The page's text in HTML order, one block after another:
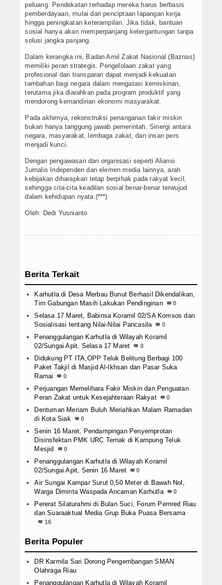
peluang. Pendekatan terhadap mereka harus berbasis
pemberdayaan, mulai dari penciptaan lapangan kerja
hingga peningkatan keterampilan. Jika tidak, bantuan
sosial hanya akan memperpanjang ketergantungan tanpa
solusi jangka panjang.
Dalam kerangka ini, Badan Amil Zakat Nasional (Baznas)
memiliki peran strategis. Pengelolaan zakat yang
profesional dan transparan dapat menjadi kekuatan
tambahan bagi negara dalam mengatasi kemiskinan,
terutama jika diarahkan pada program produktif yang
mendorong kemandirian ekonomi masyarakat.
Pada akhirnya, rekonstruksi penanganan fakir miskin
bukan hanya tanggung jawab pemerintah. Sinergi antara
negara, masyarakat, lembaga zakat, dan insan pers
menjadi kunci.
Dengan pengawasan dari organisasi seperti Aliansi
Jurnalis Independen dan elemen media lainnya, arah
kebijakan diharapkan tetap berpihak pada rakyat kecil,
sehingga cita-cita keadilan sosial benar-benar terwujud
dalam kehidupan nyata.(***)
Oleh: Dedi Yusnianto
Berita Terkait
Karhutla di Desa Merbau Bunut Berhasil Dikendalikan,
Tim Gabungan Masih Lakukan Pendinginan
0
Selasa 17 Maret, Babinsa Koramil 02/SA Komsos dan
Sosialisasi tentang Nilai-Nilai Pancasila
0
Penanggulangan Karhutla di Wilayah Koramil
02/Sungai Apit, Selasa 17 Maret
0
Didukung PT ITA,OPP Teluk Belitung Berbagi 100
Paket Takjil di Masjid Al-Ikhsan dan Pasar Suka
Ramai
0
Perjuangan Memelihara Fakir Miskin dan Penguatan
Peran Zakat untuk Kesejahteraan Rakyat
0
Dentuman Meriam Buluh Meriahkan Malam Ramadan
di Kota Siak
0
Senin 16 Maret, Pendampingan Penyemprotan
Disinsfektan PMK URC Ternak di Kampung Teluk
Mesjid
0
Penanggulangan Karhutla di Wilayah Koramil
02/Sungai Apit, Senin 16 Maret
0
Air Sungai Kampar Surut 0,50 Meter di Bawah Nol,
Warga Diminta Waspada Ancaman Karhutla
0
Pererat Silaturahmi di Bulan Suci, Forum Pemred Riau
dan Suaraaktual Media Grup Buka Puasa Bersama
16
Berita Populer
DR Karmila Sari Dorong Pengembangan SMAN
Olahraga Riau
Penanggulangan Karhutla di Wilayah Koramil